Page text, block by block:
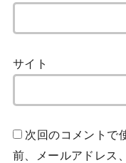
サイト
次回のコメントで
前、メールアドレス